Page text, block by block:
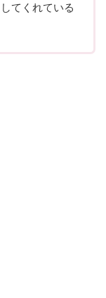
てくれている